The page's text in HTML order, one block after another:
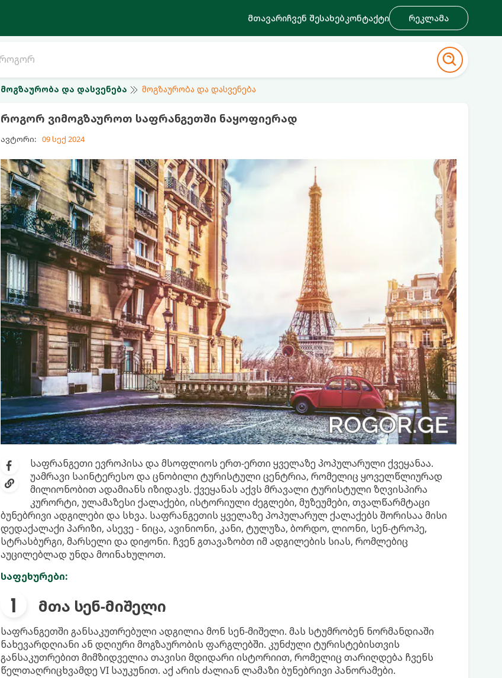
მთავარიჩვენ შესახებკონტაქტი რეკლამა
მოგზაურობა და დასვენება მოგზაურობა და დასვენება
როგორ ვიმოგზაუროთ საფრანგეთში ნაყოფიერად
ავტორი: 09 სექ 2024
საფრანგეთი ევროპისა და მსოფლიოს ერთ-ერთი ყველაზე პოპულარული ქვეყანაა.
უამრავი საინტერესო და ცნობილი ტურისტული ცენტრია, რომელიც ყოველწლიურად
მილიონობით ადამიანს იზიდავს. ქვეყანას აქვს მრავალი ტურისტული ზღვისპირა
კურორტი, ულამაზესი ქალაქები, ისტორიული ძეგლები, მუზეუმები, თვალწარმტაცი
ბუნებრივი ადგილები და სხვა. საფრანგეთის ყველაზე პოპულარულ ქალაქებს შორისაა მისი
დედაქალაქი პარიზი, ასევე - ნიცა, ავინიონი, კანი, ტულუზა, ბორდო, ლიონი, სენ-ტროპე,
სტრასბურგი, მარსელი და დიჟონი. ჩვენ გთავაზობთ იმ ადგილების სიას, რომლებიც
აუცილებლად უნდა მოინახულოთ.
საფეხურები:
მთა სენ-მიშელი
საფრანგეთში განსაკუთრებული ადგილია მონ სენ-მიშელი. მას სტუმრობენ ნორმანდიაში
ნახევარდღიანი ან დღიური მოგზაურობის ფარგლებში. კუნძული ტურისტებისთვის
განსაკუთრებით მიმზიდველია თავისი მდიდარი ისტორიით, რომელიც თარიღდება ჩვენს
წელთაღრიცხვამდე VI საუკუნით. აქ არის ძალიან ლამაზი ბუნებრივი პანორამები.